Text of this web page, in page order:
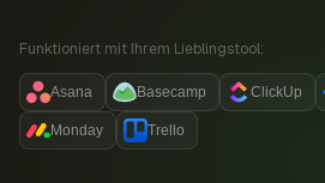
Funktioniert mit Ihrem Lieblingstool:
Asana Basecamp ClickUp
Monday Trello